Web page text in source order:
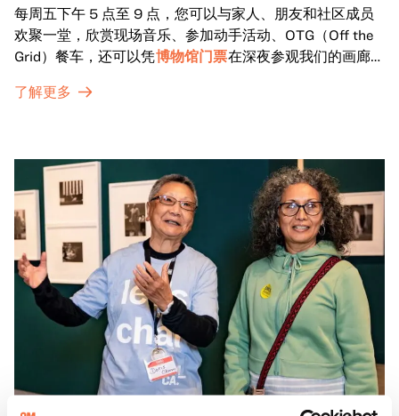
每周五下午 5 点至 9 点，您可以与家人、朋友和社区成员
欢聚一堂，欣赏现场音乐、参加动手活动、OTG（Off the
Grid）餐车，还可以凭博物馆门票在深夜参观我们的画廊和
了解更多